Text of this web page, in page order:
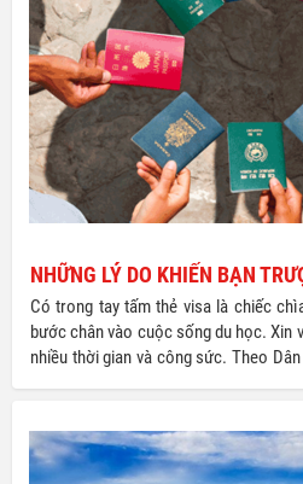
NHỮNG LÝ DO KHIẾN BẠN
Có trong tay tấm thẻ visa là chiếc
bước chân vào cuộc sống du học. Xin
nhiều thời gian và công sức. Theo